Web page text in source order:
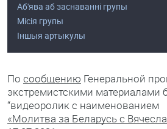
Аб'ява аб заснаванні групы
Місія групы
Іншыя артыкулы
По сообщению Генеральной
экстремистскими материалами
“видеоролик с наименованием
«Молитва за Беларусь с